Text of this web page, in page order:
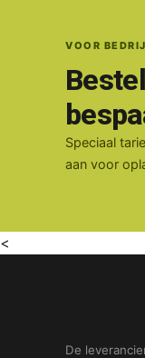
VOOR
Speciaal
aan voor
<
De